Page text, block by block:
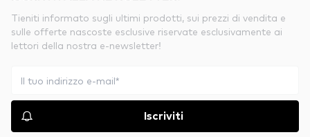
Tieniti informato sugli ultimi prodotti, sui prezzi di vendita e
sulle offerte nascoste esclusive riservate esclusivamente ai
lettori della nostra e-newsletter!
Iscriviti